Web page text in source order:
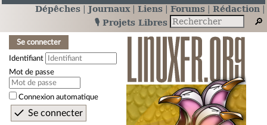
Dépêches Journaux Liens Forums
Rédaction
🎙️ Projets Libres
Se connecter
Identifiant
Mot de passe
Connexion automatique